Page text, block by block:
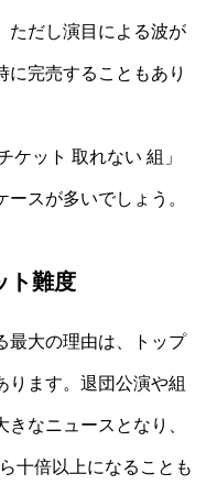
ただし演目による波が
に完売することもあり
ケット 取れない 組」
スが多いでしょう。
ト難度
最大の理由は、トップ
ります。退団公演や組
なニュースとなり、
十倍以上になることも